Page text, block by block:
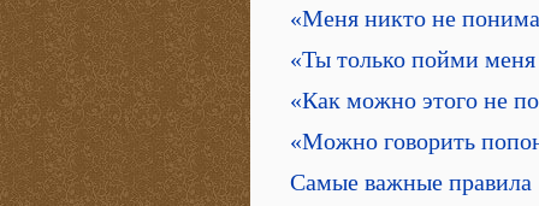
«Меня никто не
«Ты только пойми
«Как можно этого не
«Можно говорить
Самые важные правила